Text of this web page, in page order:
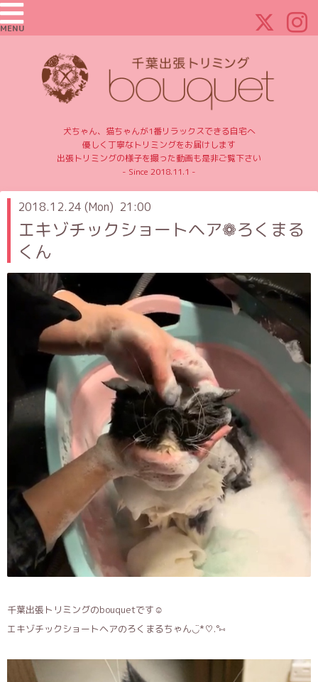
MENU
犬ちゃん、猫ちゃんが1番リラックスできる自宅へ
優しく丁寧なトリミングをお届けします
出張トリミングの様子を撮った動画も是非ご覧下さい
- Since 2018.11.1 -
2018.12.24 (Mon) 21:00
エキゾチックショートヘア❁ ろくまる
くん
千葉出張トリミングのbouquetです☺️
エキゾチックショートヘアのろくまるちゃん◡̈*♡.°⑅